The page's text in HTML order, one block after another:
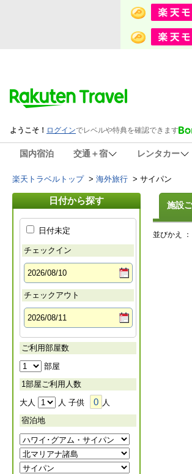
国内宿泊 交通＋宿 レンタカー
楽天トラベルトップ> 海外旅行 > サイパン
施設
並びかえ ：
日付から探す
日付未定
チェックイン
チェックアウト
ご利用部屋数
部屋
1部屋ご利用人数
大人
人 子供 0 人
宿泊地